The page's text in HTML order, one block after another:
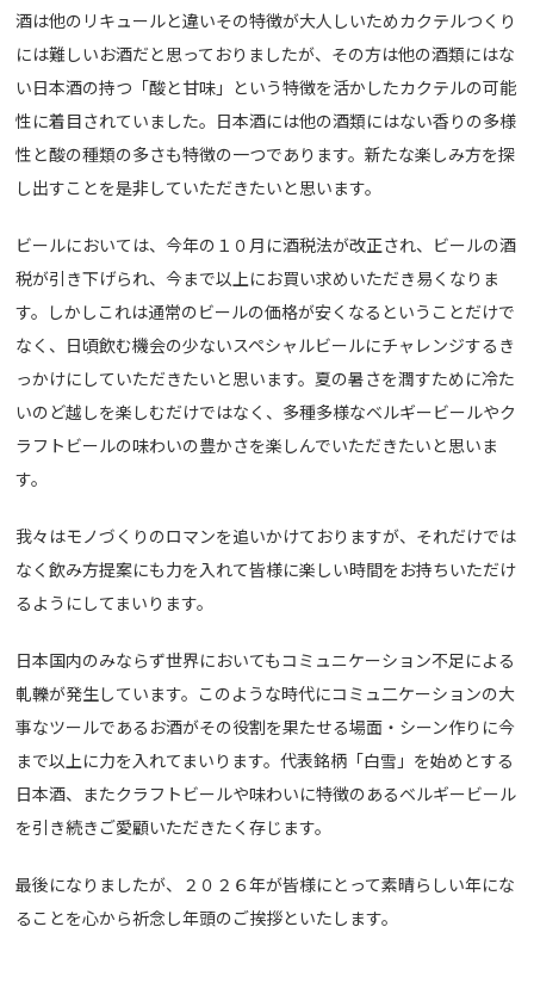
酒は他のリキュールと違いその特徴が大人しいためカクテルつくり
には難しいお酒だと思っておりましたが、その方は他の酒類にはな
い日本酒の持つ「酸と甘味」という特徴を活かしたカクテルの可能
性に着目されていました。日本酒には他の酒類にはない香りの多様
性と酸の種類の多さも特徴の一つであります。新たな楽しみ方を探
し出すことを是非していただきたいと思います。
ビールにおいては、今年の１０月に酒税法が改正され、ビールの酒
税が引き下げられ、今まで以上にお買い求めいただき易くなりま
す。しかしこれは通常のビールの価格が安くなるということだけで
なく、日頃飲む機会の少ないスペシャルビールにチャレンジするき
っかけにしていただきたいと思います。夏の暑さを潤すために冷た
いのど越しを楽しむだけではなく、多種多様なベルギービールやク
ラフトビールの味わいの豊かさを楽しんでいただきたいと思いま
す。
我々はモノづくりのロマンを追いかけておりますが、それだけでは
なく飲み方提案にも力を入れて皆様に楽しい時間をお持ちいただけ
るようにしてまいります。
日本国内のみならず世界においてもコミュニケーション不足による
軋轢が発生しています。このような時代にコミュ二ケーションの大
事なツールであるお酒がその役割を果たせる場面・シーン作りに今
まで以上に力を入れてまいります。代表銘柄「白雪」を始めとする
日本酒、またクラフトビールや味わいに特徴のあるベルギービール
を引き続きご愛顧いただきたく存じます。
最後になりましたが、２０２６年が皆様にとって素晴らしい年にな
ることを心から祈念し年頭のご挨拶といたします。